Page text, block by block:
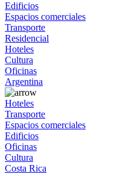
Edificios
Espacios comerciales
Transporte
Residencial
Hoteles
Cultura
Oficinas
Argentina
Hoteles
Transporte
Espacios comerciales
Edificios
Oficinas
Cultura
Costa Rica